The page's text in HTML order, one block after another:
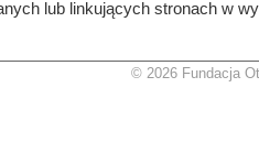
lub linkujących stronach w
© 2026 Fundacja